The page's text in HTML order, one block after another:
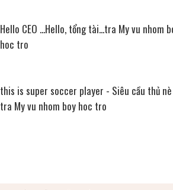
Hello CEO ...Hello, tổng tài...tra My vu nhom
hoc tro
this is super soccer player - Siêu cầu thủ
tra My vu nhom boy hoc tro